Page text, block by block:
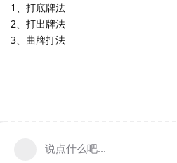
1、打底牌法
2、打出牌法
3、曲牌打法
说点什么吧...